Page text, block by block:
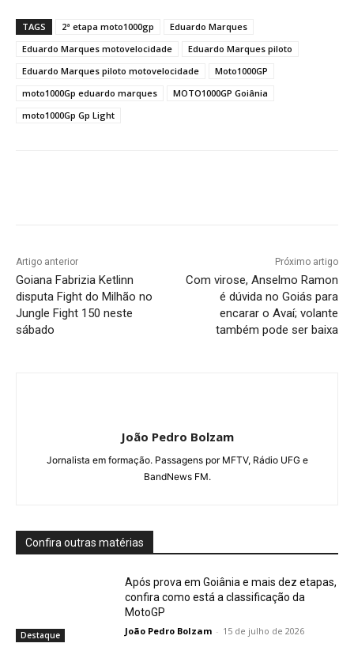
TAGS 2ª etapa moto1000gp
Eduardo Marques
Eduardo Marques motovelocidade
Eduardo Marques piloto
Eduardo Marques piloto motovelocidade
Moto1000GP
moto1000Gp eduardo marques
MOTO1000GP Goiânia
moto1000Gp Gp Light
Artigo anterior
Goiana Fabrizia Ketlinn
disputa Fight do Milhão no
Jungle Fight 150 neste
sábado
Próximo artigo
Com virose, Anselmo Ramon
é dúvida no Goiás para
encarar o Avaí; volante
também pode ser baixa
João Pedro Bolzam
Jornalista em formação. Passagens por MFTV, Rádio UFG e
BandNews FM.
Confira outras matérias
Destaque
Após prova em Goiânia e mais dez etapas,
confira como está a classificação da
MotoGP
João Pedro Bolzam - 15 de julho de 2026